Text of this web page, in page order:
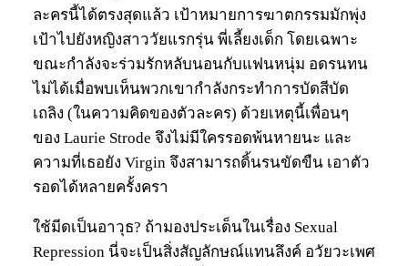
ละครนี้ได้ตรงสุดแล้ว เป้าหมายการฆาตกรรมมักพุ่ง
เป้าไปยังหญิงสาววัยแรกรุ่น พี่เลี้ยงเด็ก โดยเฉพาะ
ขณะกำลังจะร่วมรักหลับนอนกับแฟนหนุ่ม อดรนทน
ไม่ได้เมื่อพบเห็นพวกเขากำลังกระทำการบัดสีบัด
เถลิง (ในความคิดของตัวละคร) ด้วยเหตุนี้เพื่อนๆ
ของ Laurie Strode จึงไม่มีใครรอดพ้นหายนะ และ
ความที่เธอยัง Virgin จึงสามารถดิ้นรนขัดขืน เอาตัว
รอดได้หลายครั้งครา
ใช้มีดเป็นอาวุธ? ถ้ามองประเด็นในเรื่อง Sexual
Repression นี่จะเป็นสิ่งสัญลักษณ์แทนลึงค์ อวัยวะเพศ